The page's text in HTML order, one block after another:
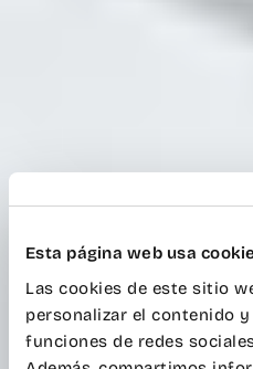
Esta página web usa
Las cookies de este sitio
personalizar el contenido
funciones de redes